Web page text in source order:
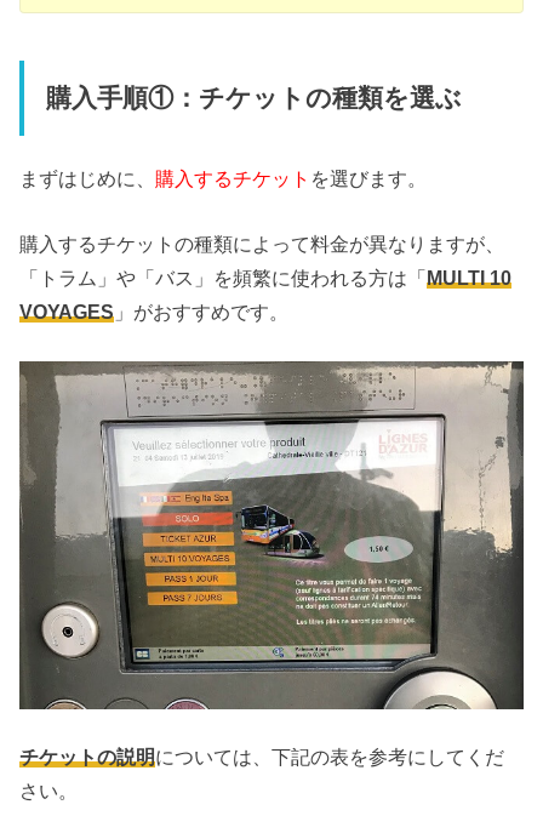
購入手順①：チケットの種類を選ぶ
まずはじめに、 購入するチケット を選びます。
購入するチケットの種類によって料金が異なりますが、
「トラム」や「バス」を頻繁に使われる方は「MULTI 10
VOYAGES 」がおすすめです。
チケットの説明については、下記の表を参考にしてくだ
さい。